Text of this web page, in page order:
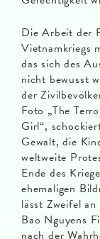
Die Arbeit der
Vietnamkriegs
das sich des
nicht bewusst
der
Foto „The
Girl“,
Gewalt, die
weltweite
Ende des
ehemaligen
lässt Zweifel
Bao Nguyens